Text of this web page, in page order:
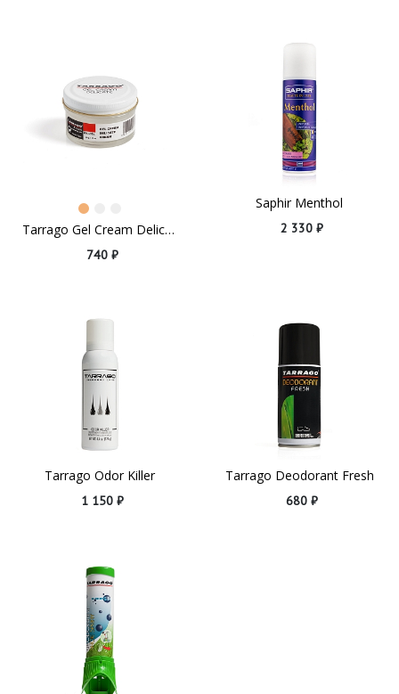
Tarrago Gel Cream Delicate
740 ₽
Saphir Menthol
2 330 ₽
Tarrago Odor Killer
1 150 ₽
Tarrago Deodorant Fresh
680 ₽